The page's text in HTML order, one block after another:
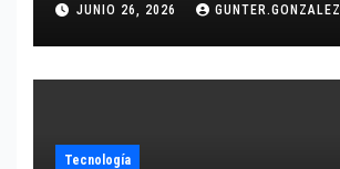
JUNIO 26, 2026 GUNTER.GONZALEZ
Tecnología